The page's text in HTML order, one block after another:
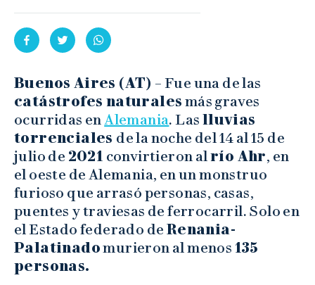
Buenos Aires (AT) – Fue una de las
catástrofes naturales más graves
ocurridas enAlemania. Las lluvias
torrenciales de la noche del 14 al 15 de
julio de 2021 convirtieron alrío Ahr, en
el oeste de Alemania, en un monstruo
furioso que arrasó personas, casas,
puentes y traviesas de ferrocarril. Solo en
el Estado federado de Renania-
Palatinadomurieron al menos 135
personas.